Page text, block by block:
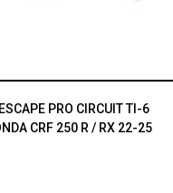
PRO CIRCUIT TI-6
CRF 250 R / RX 22-25